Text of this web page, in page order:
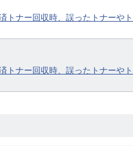
ナー回収時、誤ったトナーや
ナー回収時、誤ったトナーや